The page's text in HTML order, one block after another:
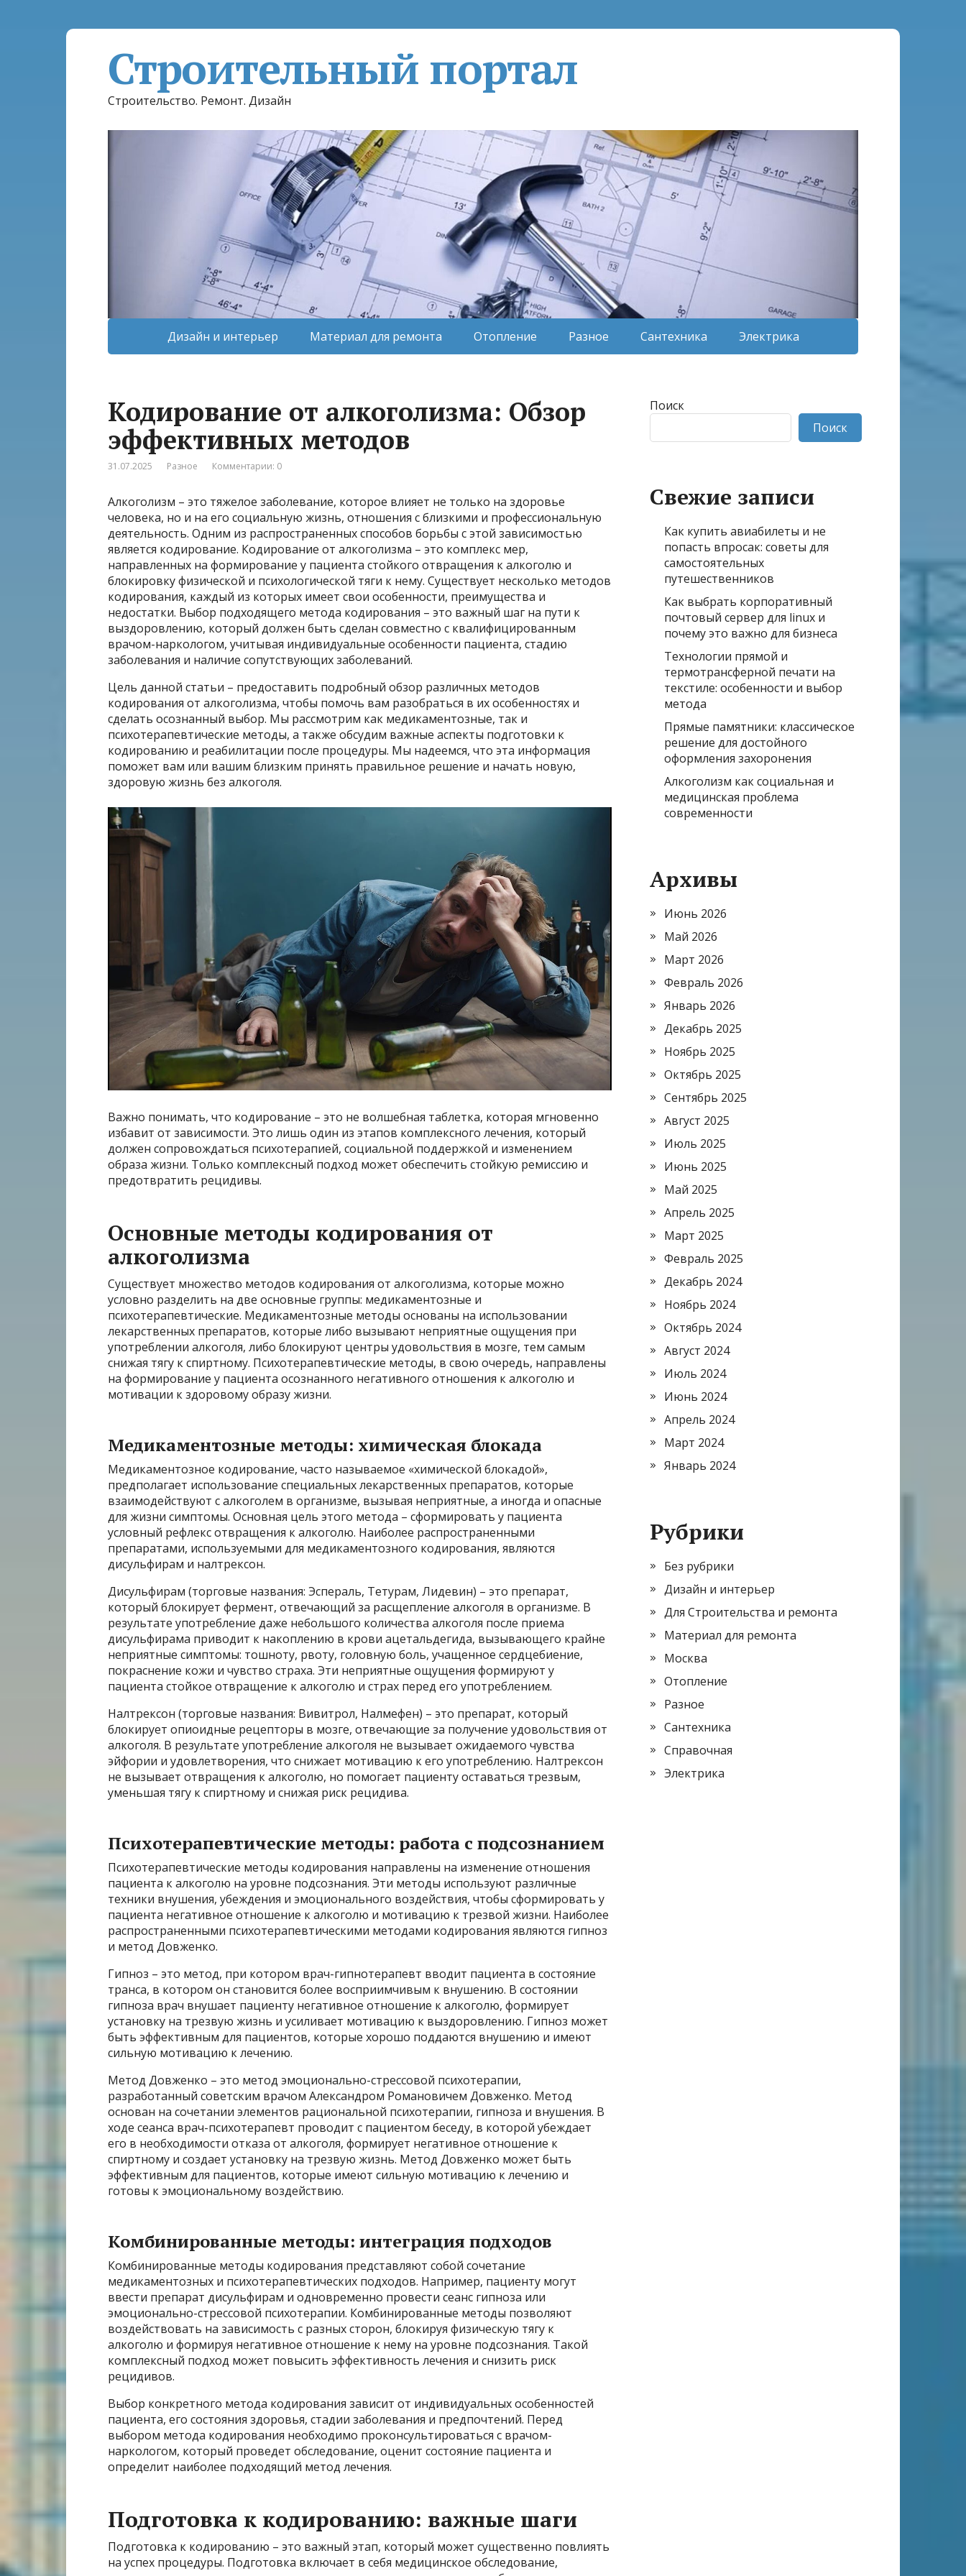
Строительный портал
Строительство. Ремонт. Дизайн
Дизайн и интерьер Материал для ремонта Отопление Разное Сантехника Электрика
Кодирование от алкоголизма: Обзор
эффективных методов
31.07.2025 Разное Комментарии: 0
Алкоголизм – это тяжелое заболевание, которое влияет не только на здоровье
человека, но и на его социальную жизнь, отношения с близкими и профессиональную
деятельность. Одним из распространенных способов борьбы с этой зависимостью
является кодирование. Кодирование от алкоголизма – это комплекс мер,
направленных на формирование у пациента стойкого отвращения к алкоголю и
блокировку физической и психологической тяги к нему. Существует несколько методов
кодирования, каждый из которых имеет свои особенности, преимущества и
недостатки. Выбор подходящего метода кодирования – это важный шаг на пути к
выздоровлению, который должен быть сделан совместно с квалифицированным
врачом-наркологом, учитывая индивидуальные особенности пациента, стадию
заболевания и наличие сопутствующих заболеваний.
Цель данной статьи – предоставить подробный обзор различных методов
кодирования от алкоголизма, чтобы помочь вам разобраться в их особенностях и
сделать осознанный выбор. Мы рассмотрим как медикаментозные, так и
психотерапевтические методы, а также обсудим важные аспекты подготовки к
кодированию и реабилитации после процедуры. Мы надеемся, что эта информация
поможет вам или вашим близким принять правильное решение и начать новую,
здоровую жизнь без алкоголя.
Важно понимать, что кодирование – это не волшебная таблетка, которая мгновенно
избавит от зависимости. Это лишь один из этапов комплексного лечения, который
должен сопровождаться психотерапией, социальной поддержкой и изменением
образа жизни. Только комплексный подход может обеспечить стойкую ремиссию и
предотвратить рецидивы.
Основные методы кодирования от
алкоголизма
Существует множество методов кодирования от алкоголизма, которые можно
условно разделить на две основные группы: медикаментозные и
психотерапевтические. Медикаментозные методы основаны на использовании
лекарственных препаратов, которые либо вызывают неприятные ощущения при
употреблении алкоголя, либо блокируют центры удовольствия в мозге, тем самым
снижая тягу к спиртному. Психотерапевтические методы, в свою очередь, направлены
на формирование у пациента осознанного негативного отношения к алкоголю и
мотивации к здоровому образу жизни.
Медикаментозные методы: химическая блокада
Медикаментозное кодирование, часто называемое «химической блокадой»,
предполагает использование специальных лекарственных препаратов, которые
взаимодействуют с алкоголем в организме, вызывая неприятные, а иногда и опасные
для жизни симптомы. Основная цель этого метода – сформировать у пациента
условный рефлекс отвращения к алкоголю. Наиболее распространенными
препаратами, используемыми для медикаментозного кодирования, являются
дисульфирам и налтрексон.
Дисульфирам (торговые названия: Эспераль, Тетурам, Лидевин) – это препарат,
который блокирует фермент, отвечающий за расщепление алкоголя в организме. В
результате употребление даже небольшого количества алкоголя после приема
дисульфирама приводит к накоплению в крови ацетальдегида, вызывающего крайне
неприятные симптомы: тошноту, рвоту, головную боль, учащенное сердцебиение,
покраснение кожи и чувство страха. Эти неприятные ощущения формируют у
пациента стойкое отвращение к алкоголю и страх перед его употреблением.
Налтрексон (торговые названия: Вивитрол, Налмефен) – это препарат, который
блокирует опиоидные рецепторы в мозге, отвечающие за получение удовольствия от
алкоголя. В результате употребление алкоголя не вызывает ожидаемого чувства
эйфории и удовлетворения, что снижает мотивацию к его употреблению. Налтрексон
не вызывает отвращения к алкоголю, но помогает пациенту оставаться трезвым,
уменьшая тягу к спиртному и снижая риск рецидива.
Психотерапевтические методы: работа с подсознанием
Психотерапевтические методы кодирования направлены на изменение отношения
пациента к алкоголю на уровне подсознания. Эти методы используют различные
техники внушения, убеждения и эмоционального воздействия, чтобы сформировать у
пациента негативное отношение к алкоголю и мотивацию к трезвой жизни. Наиболее
распространенными психотерапевтическими методами кодирования являются гипноз
и метод Довженко.
Гипноз – это метод, при котором врач-гипнотерапевт вводит пациента в состояние
транса, в котором он становится более восприимчивым к внушению. В состоянии
гипноза врач внушает пациенту негативное отношение к алкоголю, формирует
установку на трезвую жизнь и усиливает мотивацию к выздоровлению. Гипноз может
быть эффективным для пациентов, которые хорошо поддаются внушению и имеют
сильную мотивацию к лечению.
Метод Довженко – это метод эмоционально-стрессовой психотерапии,
разработанный советским врачом Александром Романовичем Довженко. Метод
основан на сочетании элементов рациональной психотерапии, гипноза и внушения. В
ходе сеанса врач-психотерапевт проводит с пациентом беседу, в которой убеждает
его в необходимости отказа от алкоголя, формирует негативное отношение к
спиртному и создает установку на трезвую жизнь. Метод Довженко может быть
эффективным для пациентов, которые имеют сильную мотивацию к лечению и
готовы к эмоциональному воздействию.
Комбинированные методы: интеграция подходов
Комбинированные методы кодирования представляют собой сочетание
медикаментозных и психотерапевтических подходов. Например, пациенту могут
ввести препарат дисульфирам и одновременно провести сеанс гипноза или
эмоционально-стрессовой психотерапии. Комбинированные методы позволяют
воздействовать на зависимость с разных сторон, блокируя физическую тягу к
алкоголю и формируя негативное отношение к нему на уровне подсознания. Такой
комплексный подход может повысить эффективность лечения и снизить риск
рецидивов.
Выбор конкретного метода кодирования зависит от индивидуальных особенностей
пациента, его состояния здоровья, стадии заболевания и предпочтений. Перед
выбором метода кодирования необходимо проконсультироваться с врачом-
наркологом, который проведет обследование, оценит состояние пациента и
определит наиболее подходящий метод лечения.
Подготовка к кодированию: важные шаги
Подготовка к кодированию – это важный этап, который может существенно повлиять
на успех процедуры. Подготовка включает в себя медицинское обследование,
Поиск
Поиск
Свежие записи
Как купить авиабилеты и не
попасть впросак: советы для
самостоятельных
путешественников
Как выбрать корпоративный
почтовый сервер для linux и
почему это важно для бизнеса
Технологии прямой и
термотрансферной печати на
текстиле: особенности и выбор
метода
Прямые памятники: классическое
решение для достойного
оформления захоронения
Алкоголизм как социальная и
медицинская проблема
современности
Архивы
Июнь 2026
Май 2026
Март 2026
Февраль 2026
Январь 2026
Декабрь 2025
Ноябрь 2025
Октябрь 2025
Сентябрь 2025
Август 2025
Июль 2025
Июнь 2025
Май 2025
Апрель 2025
Март 2025
Февраль 2025
Декабрь 2024
Ноябрь 2024
Октябрь 2024
Август 2024
Июль 2024
Июнь 2024
Апрель 2024
Март 2024
Январь 2024
Рубрики
Без рубрики
Дизайн и интерьер
Для Строительства и ремонта
Материал для ремонта
Москва
Отопление
Разное
Сантехника
Справочная
Электрика